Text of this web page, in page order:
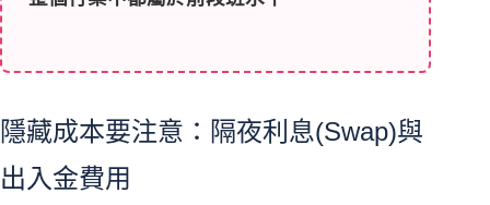
隱藏成本要注意：隔夜利息(Swap)與
出入金費用